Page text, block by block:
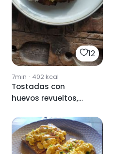
12
7min · 402kcal
Tostadas con
huevos revueltos,